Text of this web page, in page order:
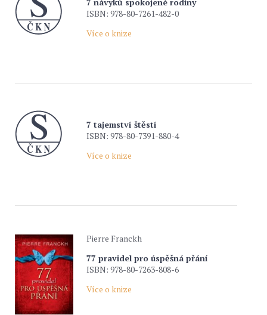
ISBN: 978-80-7261-482-0
Více o knize
7 tajemství štěstí
ISBN: 978-80-7391-880-4
Více o knize
Pierre Franckh
77 pravidel pro úspěšná přání
ISBN: 978-80-7263-808-6
Více o knize